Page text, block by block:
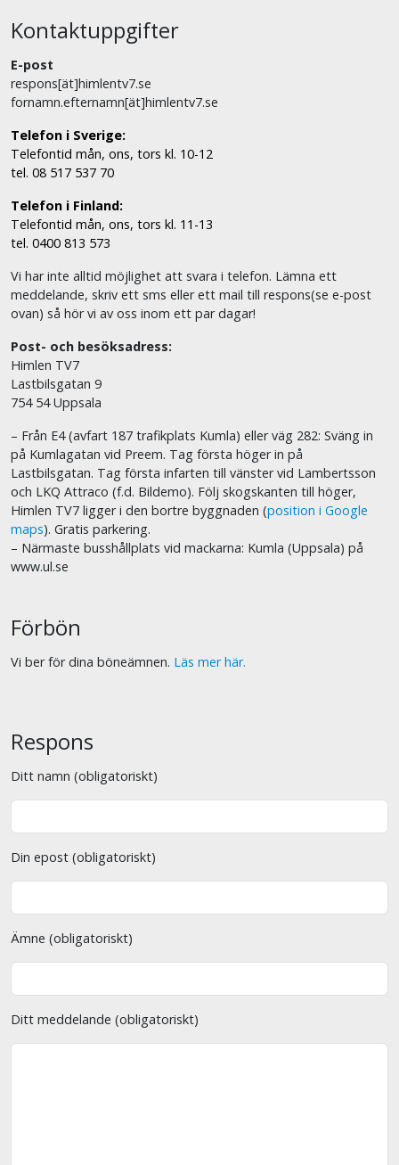
Kontaktuppgifter
E-post
respons[ät]himlentv7.se
fornamn.efternamn[ät]himlentv7.se
Telefon i Sverige:
Telefontid mån, ons, tors kl. 10-12
tel. 08 517 537 70
Telefon i Finland:
Telefontid mån, ons, tors kl. 11-13
tel. 0400 813 573
Vi har inte alltid möjlighet att svara i telefon. Lämna ett
meddelande, skriv ett sms eller ett mail till respons(se e-post
ovan) så hör vi av oss inom ett par dagar!
Post- och besöksadress:
Himlen TV7
Lastbilsgatan 9
754 54 Uppsala
– Från E4 (avfart 187 trafikplats Kumla) eller väg 282: Sväng in
på Kumlagatan vid Preem. Tag första höger in på
Lastbilsgatan. Tag första infarten till vänster vid Lambertsson
och LKQ Attraco (f.d. Bildemo). Följ skogskanten till höger,
Himlen TV7 ligger i den bortre byggnaden (position i Google
maps). Gratis parkering.
– Närmaste busshållplats vid mackarna: Kumla (Uppsala) på
www.ul.se
Förbön
Vi ber för dina böneämnen. Läs mer här.
Respons
Ditt namn (obligatoriskt)
Din epost (obligatoriskt)
Ämne (obligatoriskt)
Ditt meddelande (obligatoriskt)